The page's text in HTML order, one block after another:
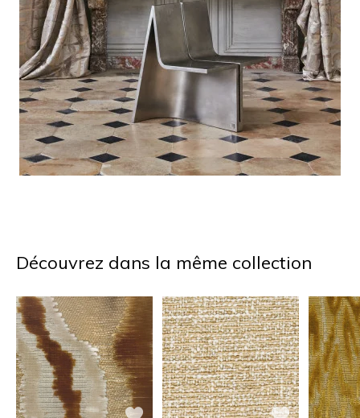
Découvrez dans la même collection